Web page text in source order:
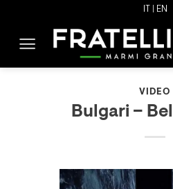
content
IT | EN
VIDEO
Bulgari –